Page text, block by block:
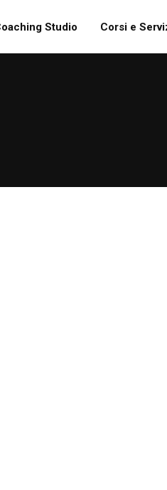
Studio Corsi e